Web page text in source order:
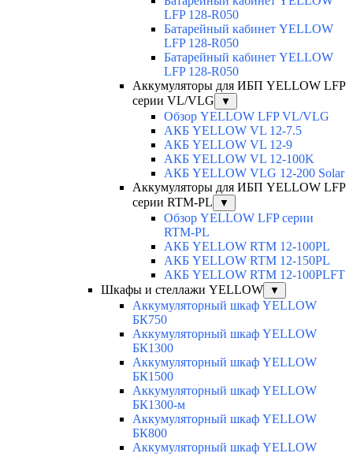
LFP 128-R050
Батарейный кабинет YELLOW
LFP 128-R050
Батарейный кабинет YELLOW
LFP 128-R050
Аккумуляторы для ИБП YELLOW LFP
серии VL/VLG
▼
Обзор YELLOW LFP VL/VLG
АКБ YELLOW VL 12-7.5
АКБ YELLOW VL 12-9
АКБ YELLOW VL 12-100K
АКБ YELLOW VLG 12-200 Solar
Аккумуляторы для ИБП YELLOW LFP
серии RTM-PL
▼
Обзор YELLOW LFP серии
RTM-PL
АКБ YELLOW RTM 12-100PL
АКБ YELLOW RTM 12-150PL
АКБ YELLOW RTM 12-100PLFT
Шкафы и стеллажи YELLOW
▼
Аккумуляторный шкаф YELLOW
БК750
Аккумуляторный шкаф YELLOW
БК1300
Аккумуляторный шкаф YELLOW
БК1500
Аккумуляторный шкаф YELLOW
БК1300-м
Аккумуляторный шкаф YELLOW
БК800
Аккумуляторный шкаф YELLOW